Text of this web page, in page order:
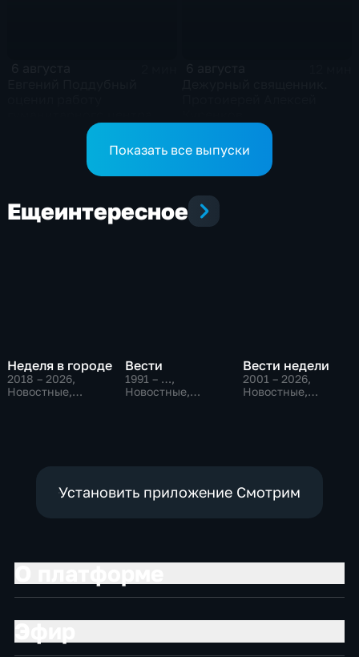
в Грайворонском округе
Показать все выпуски
Ещеинтересное
Неделя в городе
2018 – 2026,
Новостные,
Вести
1991 – …,
Новостные,
Вести недели
2001 – 2026,
Новостные,
Установить приложение Смотрим